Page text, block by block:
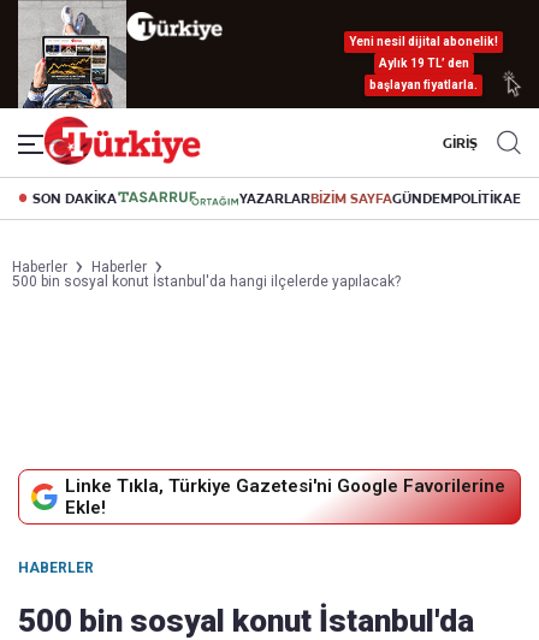
Yeni nesil dijital abonelik!
Aylık 19 TL’ den
başlayan fiyatlarla.
GİRİŞ
SON DAKİKA YAZARLARBİZİM SAYFAGÜNDEMPOLİTİKA
Haberler
Haberler
500 bin sosyal konut İstanbul'da hangi ilçelerde yapılacak?
Linke Tıkla, Türkiye Gazetesi'ni Google Favorilerine
Ekle!
HABERLER
500 bin sosyal konut İstanbul'da